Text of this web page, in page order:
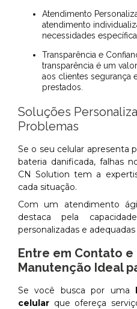
Atendimento Personalizado: A empresa preza pelo
atendimento
necessidades
Transparência e Confiança: Na CN Solution, a
transparência é um
aos clientes segurança
prestados.
Soluções
Problemas
Se o seu celular apresenta
bateria danificada, falhas
CN Solution tem a
cada situação.
Com um atendimento
destaca pela
personalizadas e
Entre em Contato e
Manutenção Ideal
Se você busca por uma
celular que ofereça